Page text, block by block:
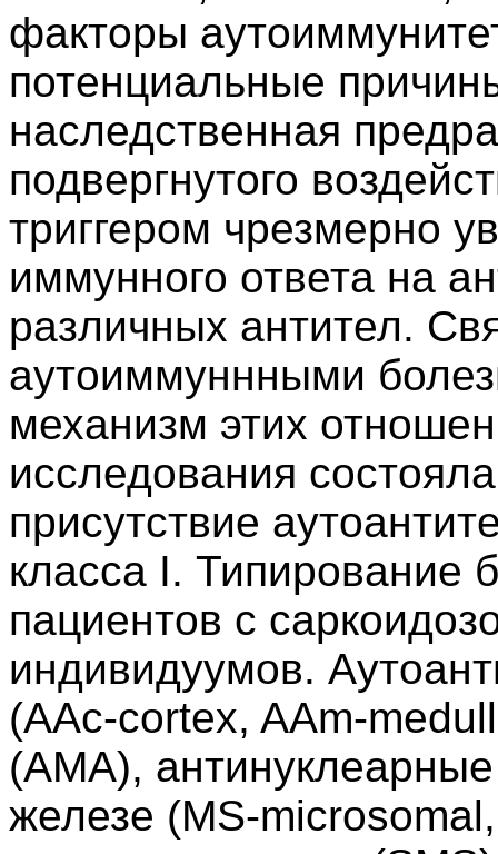
факторы
потенциальные
наследственная
подвергнутого
триггером чрезмерно
иммунного ответа на
различных антител.
аутоиммуннными
механизм этих
исследования
присутствие
класса I. Типирование
пациентов с
индивидуумов.
(AAc-cortex, AAm-
(AMA),
железе (MS-